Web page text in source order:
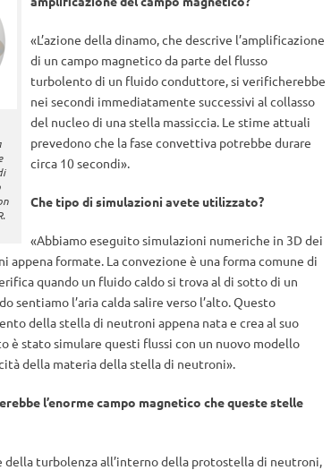
«L’azione della dinamo, che descrive l’amplificazione
di un campo magnetico da parte del flusso
turbolento di un fluido conduttore, si verificherebbe
nei secondi immediatamente successivi al collasso
del nucleo di una stella massiccia. Le stime attuali
prevedono che la fase convettiva potrebbe durare
circa 10 secondi».
Che tipo di simulazioni avete utilizzato?
«Abbiamo eseguito simulazioni numeriche in 3D dei
formate. La convezione è una forma comune di
quando un fluido caldo si trova al di sotto di un
sentiamo l’aria calda salire verso l’alto. Questo
della stella di neutroni appena nata e crea al suo
è stato simulare questi flussi con un nuovo modello
della materia della stella di neutroni».
l’enorme campo magnetico che queste stelle
della turbolenza all’interno della protostella di neutroni,